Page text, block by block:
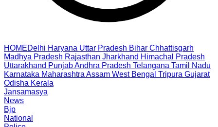
HOMEDelhi Haryana Uttar Pradesh Bihar Chhattisgarh
Madhya Pradesh Rajasthan Jharkhand Himachal Pradesh
Uttarakhand PunjabAndhra Pradesh Telangana Tamil Nadu
Karnataka Maharashtra Assam West Bengal Tripura Gujarat
Odisha Kerala
Jansamasya
News
Bjp
National